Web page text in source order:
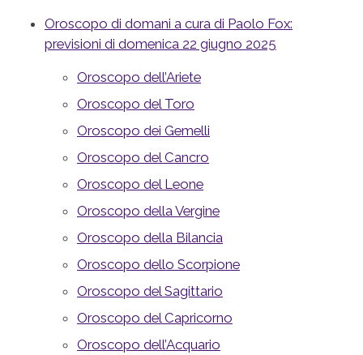
Oroscopo di domani a cura di Paolo Fox:
previsioni di domenica 22 giugno 2025
Oroscopo dell’Ariete
Oroscopo del Toro
Oroscopo dei Gemelli
Oroscopo del Cancro
Oroscopo del Leone
Oroscopo della Vergine
Oroscopo della Bilancia
Oroscopo dello Scorpione
Oroscopo del Sagittario
Oroscopo del Capricorno
Oroscopo dell’Acquario